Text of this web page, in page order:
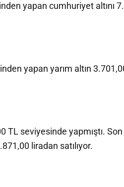
yapan cumhuriyet altını
yapan yarım altın
TL seviyesinde yapmıştı.
liradan satılıyor.